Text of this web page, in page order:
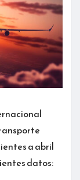
a abril
datos: